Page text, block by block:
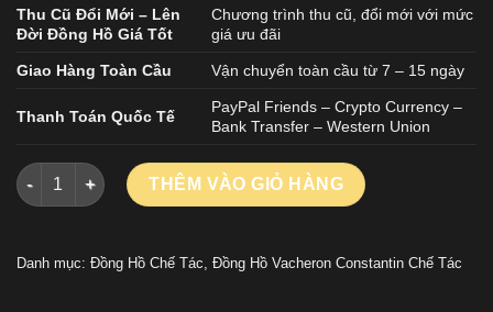
Thu Cũ Đổi Mới – Lên
Đời Đồng Hồ Giá Tốt
Chương trình thu cũ, đổi mới với mức
giá ưu đãi
Giao Hàng Toàn Cầu Vận chuyển toàn cầu từ 7 – 15 ngày
Thanh Toán Quốc Tế
PayPal Friends – Crypto Currency –
Bank Transfer – Western Union
Đồng Hồ Vacheron Constantin Chế Tác Overseas 6000V
THÊM VÀO GIỎ HÀNG
Danh mục: Đồng Hồ Chế Tác Đồng Hồ Vacheron Constantin Chế Tác